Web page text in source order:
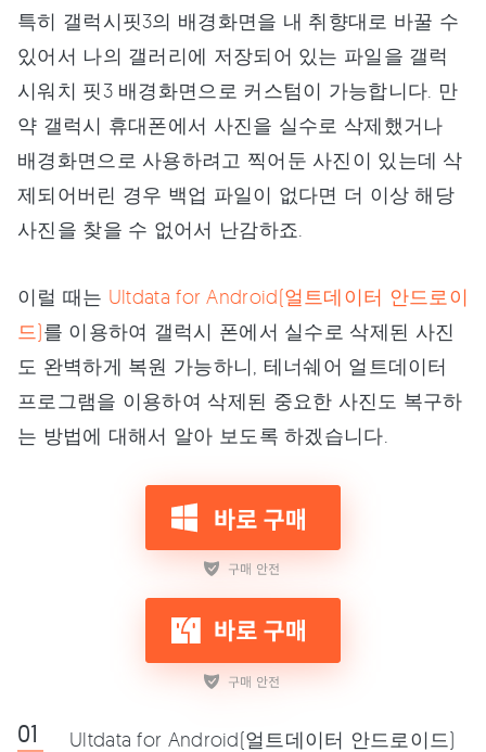
특히 갤럭시핏3의 배경화면을 내 취향대로 바꿀 수
있어서 나의 갤러리에 저장되어 있는 파일을 갤럭
시워치 핏3 배경화면으로 커스텀이 가능합니다. 만
약 갤럭시 휴대폰에서 사진을 실수로 삭제했거나
배경화면으로 사용하려고 찍어둔 사진이 있는데 삭
제되어버린 경우 백업 파일이 없다면 더 이상 해당
사진을 찾을 수 없어서 난감하죠.
이럴 때는 Ultdata for Android(얼트데이터 안드로이
드)를 이용하여 갤럭시 폰에서 실수로 삭제된 사진
도 완벽하게 복원 가능하니, 테너쉐어 얼트데이터
프로그램을 이용하여 삭제된 중요한 사진도 복구하
는 방법에 대해서 알아 보도록 하겠습니다.
Ultdata for Android(얼트데이터 안드로이드)